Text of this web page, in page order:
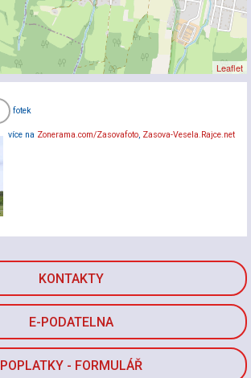
KONTAKTY
E-PODATELNA
POPLATKY - FORMULÁŘ
Leaflet
fotek
více na Zonerama.com/Zasovafoto, Zasova-Vesela.Rajce.net